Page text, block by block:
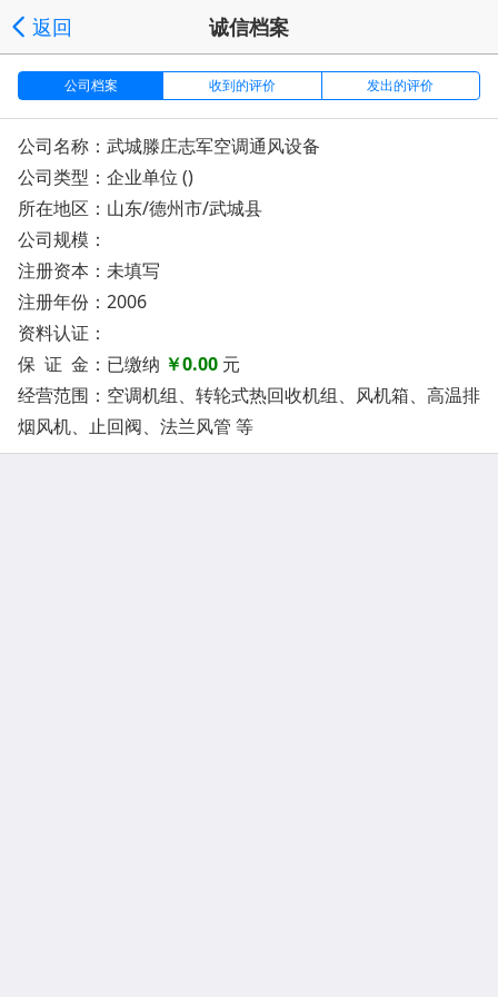
返回 诚信档案
公司档案 收到的评价 发出的评价
公司名称：武城滕庄志军空调通风设备
公司类型：企业单位 ()
所在地区：山东/德州市/武城县
公司规模：
注册资本：未填写
注册年份：2006
资料认证：
保 证 金：已缴纳 ￥0.00 元
经营范围：空调机组、转轮式热回收机组、风机箱、高温排
烟风机、止回阀、法兰风管 等